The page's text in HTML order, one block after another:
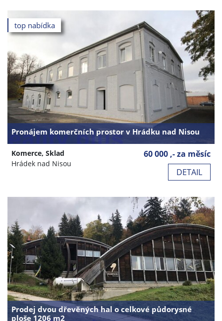
top nabídka
Pronájem komerčních prostor v Hrádku nad Nisou
Komerce, Sklad
Hrádek nad Nisou
60 000 ,- za měsíc
DETAIL
Prodej dvou dřevěných hal o celkové půdorysné
ploše 1206 m2